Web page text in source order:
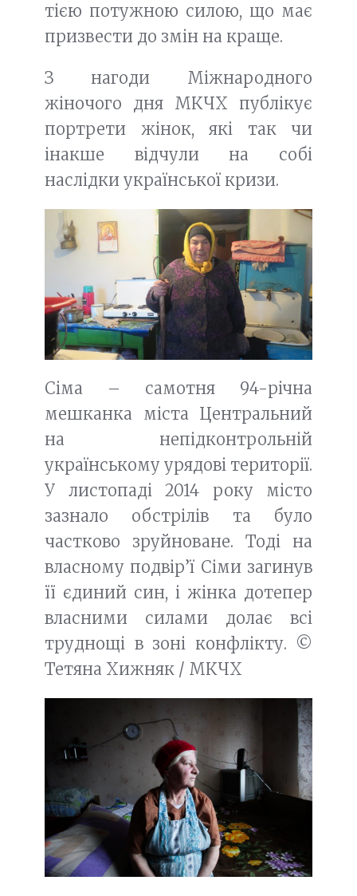
тією потужною силою, що має
призвести до змін на краще.
З нагоди Міжнародного
жіночого дня МКЧХ публікує
портрети жінок, які так чи
інакше відчули на собі
наслідки української кризи.
Сіма – самотня 94-річна
мешканка міста Центральний
на непідконтрольній
українському урядові території.
У листопаді 2014 року місто
зазнало обстрілів та було
частково зруйноване. Тоді на
власному подвір’ї Сіми загинув
її єдиний син, і жінка дотепер
власними силами долає всі
труднощі в зоні конфлікту. ©
Тетяна Хижняк / МКЧХ